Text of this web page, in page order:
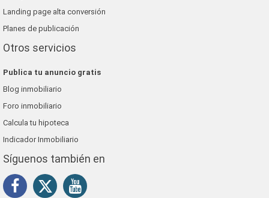
Landing page alta conversión
Planes de publicación
Otros servicios
Publica tu anuncio gratis
Blog inmobiliario
Foro inmobiliario
Calcula tu hipoteca
Indicador Inmobiliario
Síguenos también en